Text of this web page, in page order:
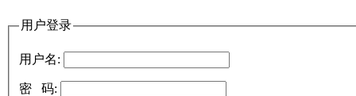
用户登录
用户名:
密 码: